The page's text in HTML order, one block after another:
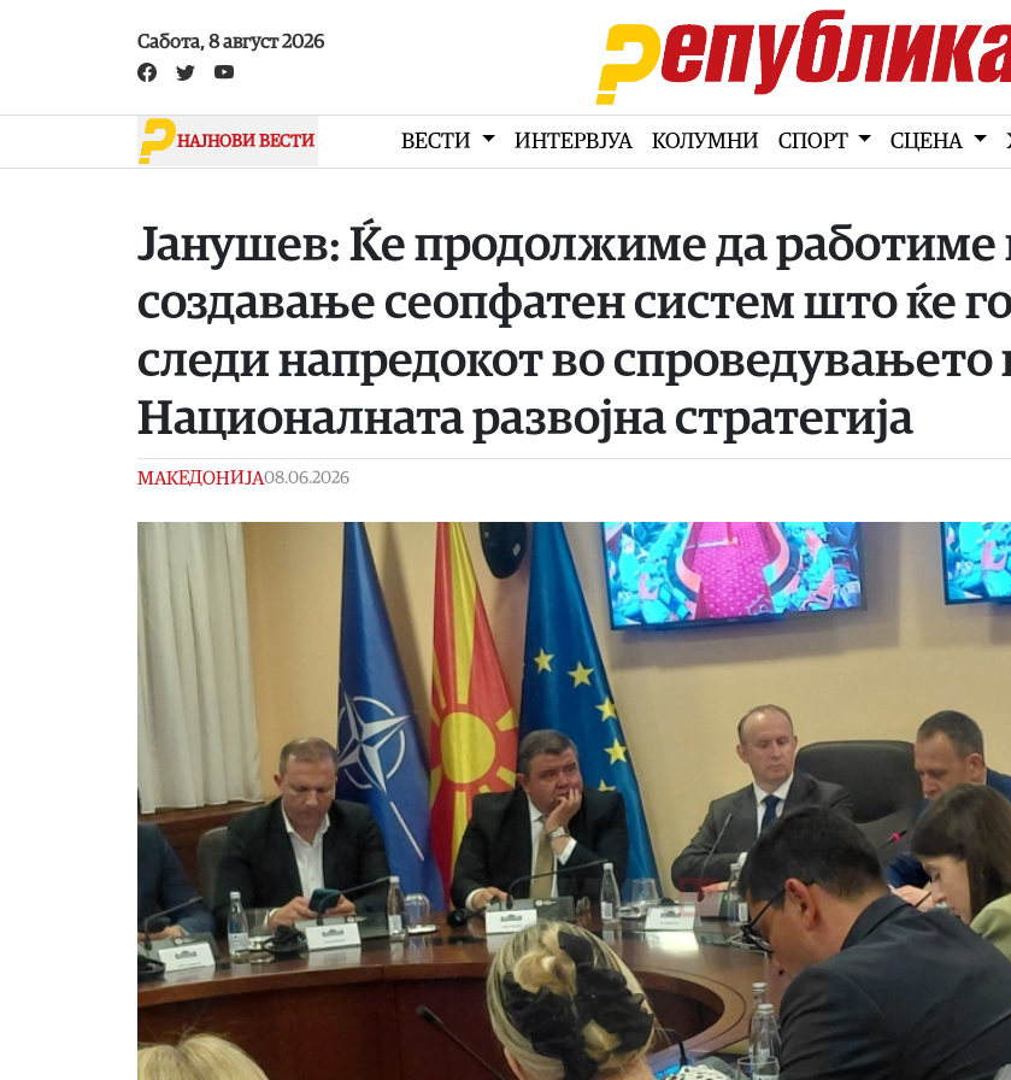
Сабота, 8 август 2026
НАЈНОВИ ВЕСТИ ВЕСТИ ИНТЕРВЈУА КОЛУМНИ СПОРТ СЦЕНА
Јанушев: Ќе продолжиме да работиме
создавање сеопфатен систем што ќе
следи напредокот во спроведувањето
Националната развојна стратегија
МАКЕДОНИЈА08.06.2026